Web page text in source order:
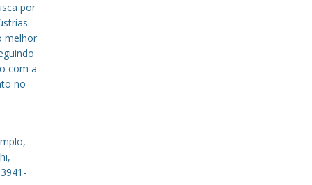
por
melhor
com a
no